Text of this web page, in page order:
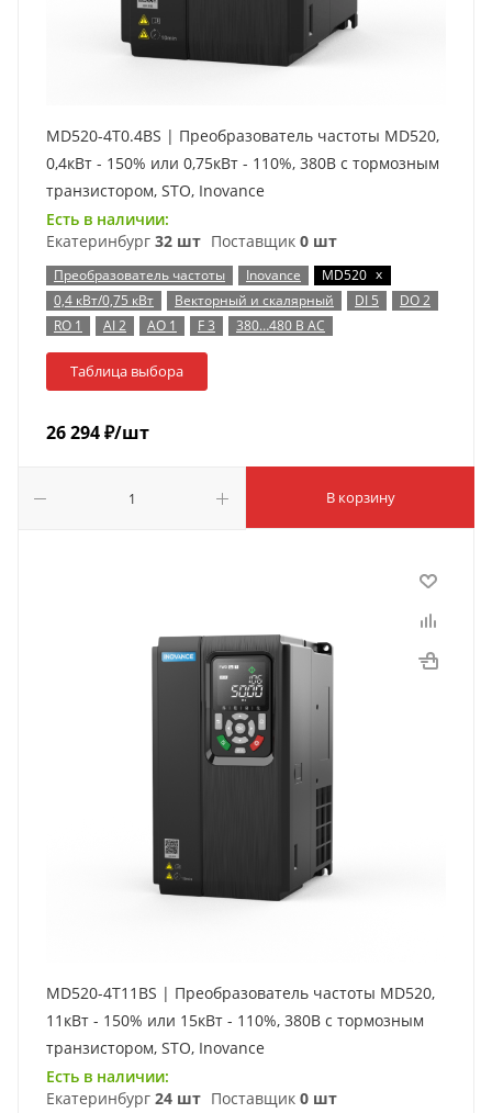
MD520-4T0.4BS | Преобразователь частоты MD520,
0,4кВт - 150% или 0,75кВт - 110%, 380В с тормозным
транзистором, STO, Inovance
Есть в наличии:
Екатеринбург 32 шт Поставщик 0 шт
Преобразователь частоты Inovance MD520 x
0,4 кВт/0,75 кВт
Векторный и скалярный DI 5
DO 2
RO 1
AI 2 AO 1 F 3 380…480 В AC
Таблица выбора
26 294₽/шт
В корзину
MD520-4T11BS | Преобразователь частоты MD520,
11кВт - 150% или 15кВт - 110%, 380В с тормозным
транзистором, STO, Inovance
Есть в наличии:
Екатеринбург 24 шт Поставщик 0 шт